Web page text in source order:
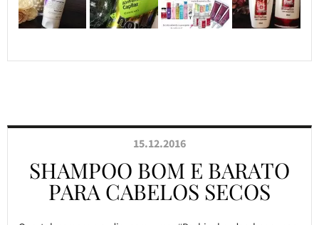
15.12.2016
SHAMPOO BOM E BARATO
PARA CABELOS SECOS